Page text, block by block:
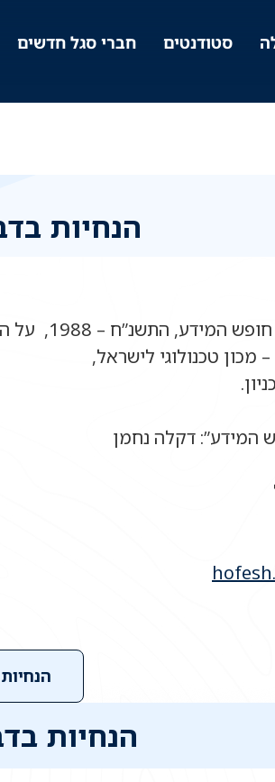
סטודנטים חברי סגל חדשים
הנחיות
החל מיום 29.12.2006 חל חוק
מכון טכנולוגי לישראל,
המידע”: דקלה נחמן
הנחיות